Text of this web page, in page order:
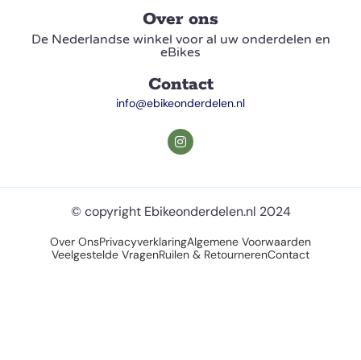
Over ons
De Nederlandse winkel voor al uw onderdelen en
eBikes
Contact
info@ebikeonderdelen.nl
© copyright Ebikeonderdelen.nl 2024
Over OnsPrivacyverklaringAlgemene Voorwaarden
Veelgestelde VragenRuilen & RetournerenContact